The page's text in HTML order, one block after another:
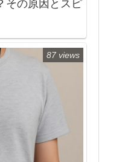
その原因とスピ
87 views